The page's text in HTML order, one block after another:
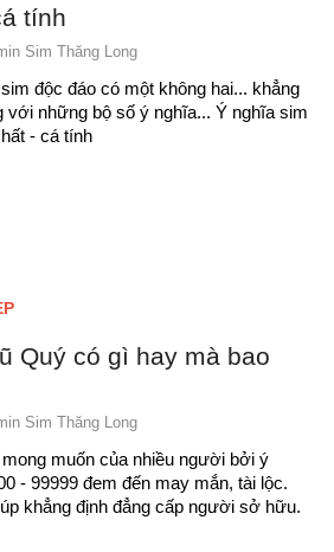
tính
Sim Thăng Long
độc đáo có một không hai... khẳng
với những bộ số ý nghĩa... Ý nghĩa sim
- cá tính
Quý có gì hay mà bao
Sim Thăng Long
muốn của nhiều người bởi ý
- 99999 đem đến may mắn, tài lộc.
khẳng định đẳng cấp người sở hữu.